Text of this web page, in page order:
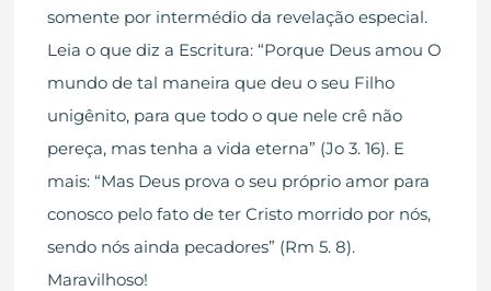
somente por intermédio da revelação especial.
Leia o que diz a Escritura: “Porque Deus amou O
mundo de tal maneira que deu o seu Filho
unigênito, para que todo o que nele crê não
pereça, mas tenha a vida eterna” (Jo 3. 16). E
mais: “Mas Deus prova o seu próprio amor para
conosco pelo fato de ter Cristo morrido por nós,
sendo nós ainda pecadores” (Rm 5. 8).
Maravilhoso!